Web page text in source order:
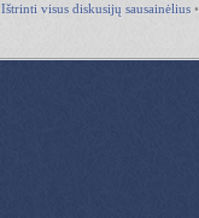
Ištrinti visus diskusijų sausainėlius •